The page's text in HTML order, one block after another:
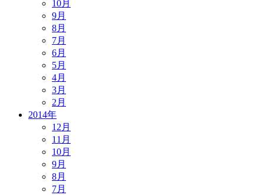
10月
9月
8月
7月
6月
5月
4月
3月
2月
2014年
12月
11月
10月
9月
8月
7月